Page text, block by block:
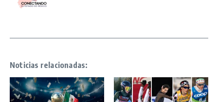
Noticias relacionadas: